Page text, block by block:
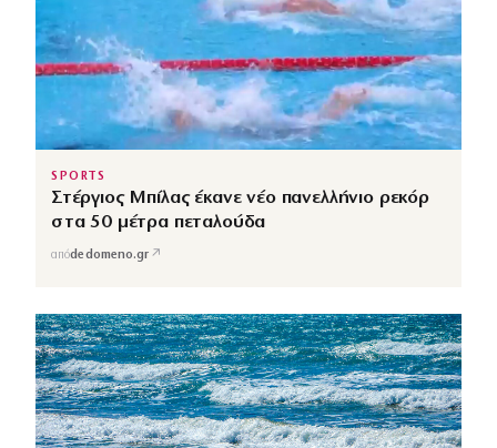
SPORTS
Στέργιος Μπίλας έκανε νέο πανελλήνιο ρεκόρ
στα 50 μέτρα πεταλούδα
απόdedomeno.gr ↗